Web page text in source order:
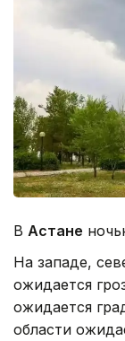
В Астане
На западе,
ожидается
ожидается
области